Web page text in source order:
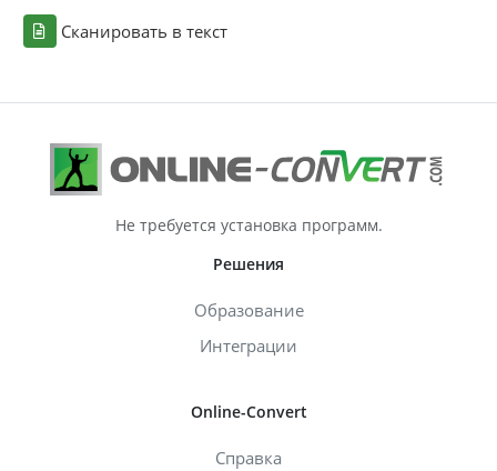
Сканировать в текст
Не требуется установка программ.
Решения
Образование
Интеграции
Online-Convert
Справка